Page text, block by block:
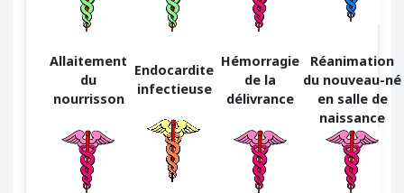
Allaitement
du
nourrisson
Endocardite
infectieuse
Hémorragie
de la
délivrance
Réanimation
du nouveau-né
en salle de
naissance